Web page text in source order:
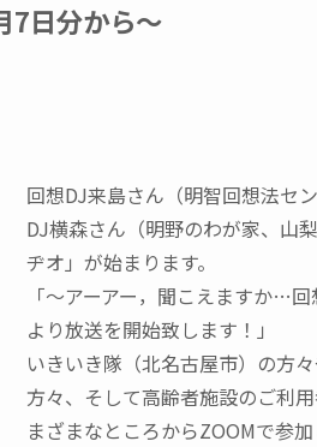
7日分から〜
回想DJ来島さん（明智回想法セ
DJ横森さん（明野のわが家、山
ヂオ」が始まります。
「～アーアー，聞こえますか…
より放送を開始致します！」
いきいき隊（北名古屋市）の方
方々、そして高齢者施設のご利
まざまなところからZOOMで参加